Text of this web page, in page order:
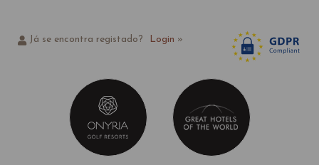
Já se encontra registado? Login »